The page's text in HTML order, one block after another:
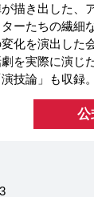
描き出した、
ーたちの繊細
化を演出した
を実際に演じ
技論」も収録。
公
）